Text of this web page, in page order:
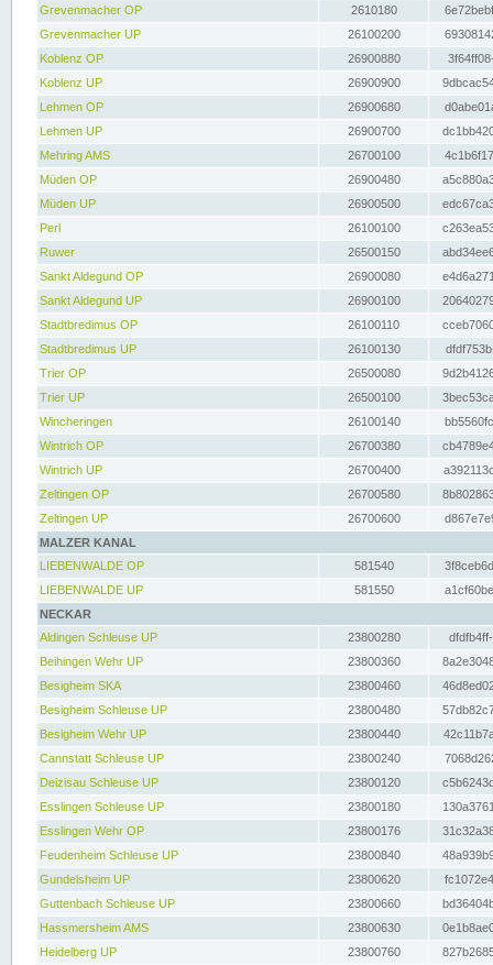
Grevenmacher OP
2610180
Grevenmacher UP
26100200
Koblenz OP
26900880
Koblenz UP
26900900
Lehmen OP
26900680
Lehmen UP
26900700
Mehring AMS
26700100
Müden OP
26900480
Müden UP
26900500
Perl
26100100
Ruwer
26500150
Sankt Aldegund OP
26900080
Sankt Aldegund UP
26900100
Stadtbredimus OP
26100110
Stadtbredimus UP
26100130
Trier OP
26500080
Trier UP
26500100
Wincheringen
26100140
Wintrich OP
26700380
Wintrich UP
26700400
Zeltingen OP
26700580
Zeltingen UP
26700600
MALZER KANAL
LIEBENWALDE OP
581540
LIEBENWALDE UP
581550
NECKAR
Aldingen Schleuse UP
23800280
Beihingen Wehr UP
23800360
Besigheim SKA
23800460
Besigheim Schleuse UP
23800480
Besigheim Wehr UP
23800440
Cannstatt Schleuse UP
23800240
Deizisau Schleuse UP
23800120
Esslingen Schleuse UP
23800180
Esslingen Wehr OP
23800176
Feudenheim Schleuse UP
23800840
Gundelsheim UP
23800620
Guttenbach Schleuse UP
23800660
Hassmersheim AMS
23800630
Heidelberg UP
23800760